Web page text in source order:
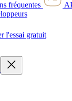
fréquentes
l'essai gratuit